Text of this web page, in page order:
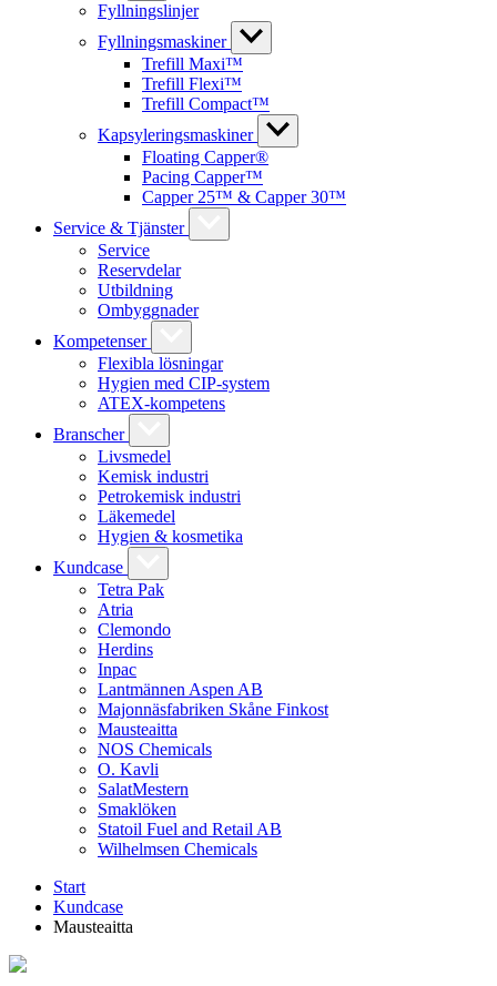
Fyllningslinjer
Fyllningsmaskiner
Trefill Maxi™
Trefill Flexi™
Trefill Compact™
Kapsyleringsmaskiner
Floating Capper®
Pacing Capper™
Capper 25™ & Capper 30™
Service & Tjänster
Service
Reservdelar
Utbildning
Ombyggnader
Kompetenser
Flexibla lösningar
Hygien med CIP-system
ATEX-kompetens
Branscher
Livsmedel
Kemisk industri
Petrokemisk industri
Läkemedel
Hygien & kosmetika
Kundcase
Tetra Pak
Atria
Clemondo
Herdins
Inpac
Lantmännen Aspen AB
Majonnäsfabriken Skåne Finkost
Mausteaitta
NOS Chemicals
O. Kavli
SalatMestern
Smaklöken
Statoil Fuel and Retail AB
Wilhelmsen Chemicals
Start
Kundcase
Mausteaitta